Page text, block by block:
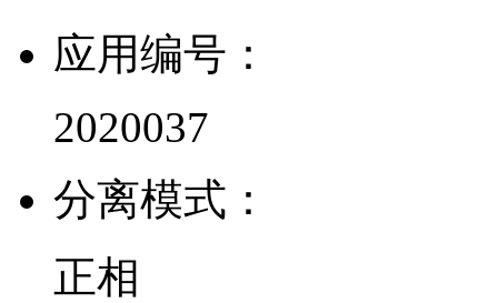
应用编号：
2020037
分离模式：
正相